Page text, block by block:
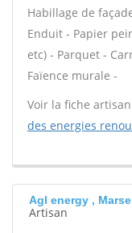
Habillage de
Enduit - Papier
etc) - Parquet -
Faïence murale -
Voir la fiche
des energies
Agl energy ,
Artisan